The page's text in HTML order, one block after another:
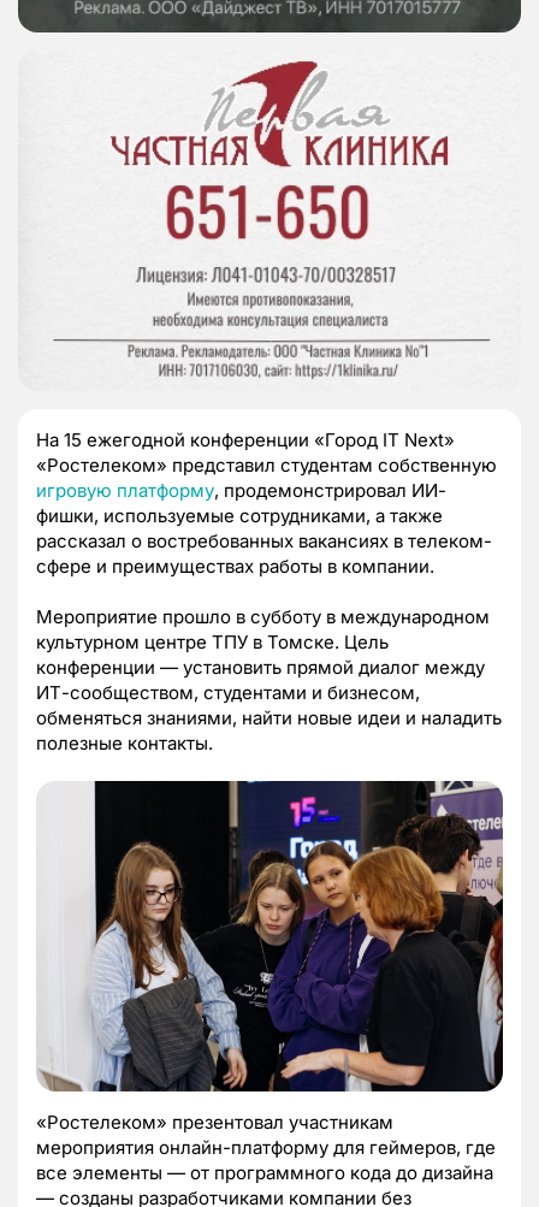
На 15 ежегодной конференции «Город IT Next»
«Ростелеком» представил студентам собственную
игровую платформу, продемонстрировал ИИ-
фишки, используемые сотрудниками, а также
рассказал о востребованных вакансиях в телеком-
сфере и преимуществах работы в компании.
Мероприятие прошло в субботу в международном
культурном центре ТПУ в Томске. Цель
конференции — установить прямой диалог между
ИТ-сообществом, студентами и бизнесом,
обменяться знаниями, найти новые идеи и наладить
полезные контакты.
«Ростелеком» презентовал участникам
мероприятия онлайн-платформу для геймеров, где
все элементы — от программного кода до дизайна
— созданы разработчиками компании без